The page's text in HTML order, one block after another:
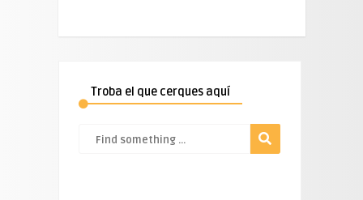
Troba el que cerques aquí